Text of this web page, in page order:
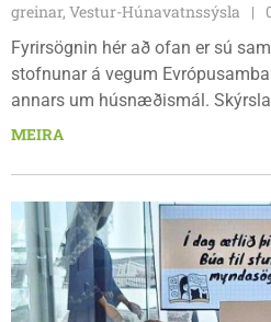
greinar, Vestur-Húnavatnssýsla
Fyrirsögnin hér að ofan er sú
stofnunar á vegum
annars um húsnæðismál.
síðastliðnum og er þar dregin
tilfelli ungs fólks. Til að mynda
vaxandi skortur sé á
vikið hækkað mikið. Að meðaltali
ríkjum þess þrefaldast. Á sama
þeirri þróun. Það ætti einkum við
gjarnan bæði á lágum launum og
MEIRA